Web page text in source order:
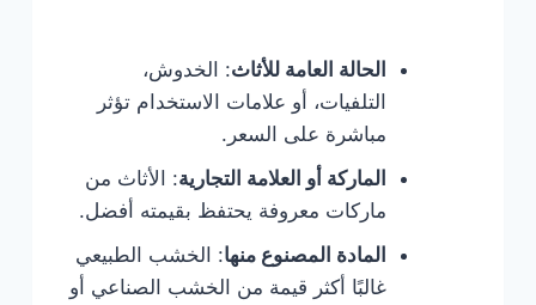
الحالة العامة للأثاث: الخدوش،
التلفيات، أو علامات الاستخدام تؤثر
مباشرة على السعر.
الماركة أو العلامة التجارية: الأثاث من
ماركات معروفة يحتفظ بقيمته أفضل.
المادة المصنوع منها: الخشب الطبيعي
غالبًا أكثر قيمة من الخشب الصناعي أو